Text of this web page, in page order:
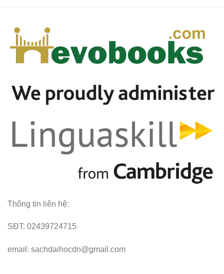
Thông tin liên hệ:
SĐT: 02439724715
email: sachdaihocdn@gmail.com